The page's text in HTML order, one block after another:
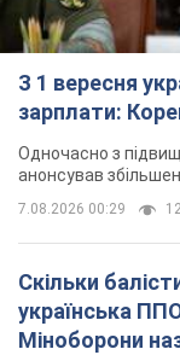
З 1 вересня
зарплати:
Одночасно з
анонсував
7.08.2026 00:29
Скільки
українська
Міноборони